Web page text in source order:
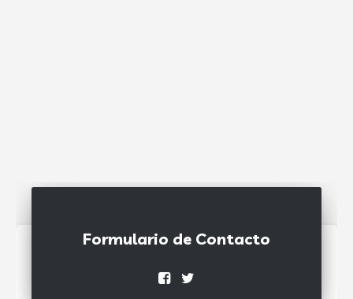
Formulario de Contacto